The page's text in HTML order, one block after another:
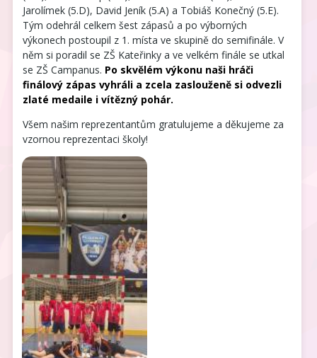
Jarolímek (5.D), David Jeník (5.A) a Tobiáš Konečný (5.E).
Tým odehrál celkem šest zápasů a po výborných
výkonech postoupil z 1. místa ve skupině do semifinále. V
něm si poradil se ZŠ Kateřinky a ve velkém finále se utkal
se ZŠ Campanus. Po skvělém výkonu naši hráči
finálový zápas vyhráli a zcela zaslouženě si odvezli
zlaté medaile i vítězný pohár.
Všem našim reprezentantům gratulujeme a děkujeme za
vzornou reprezentaci školy!